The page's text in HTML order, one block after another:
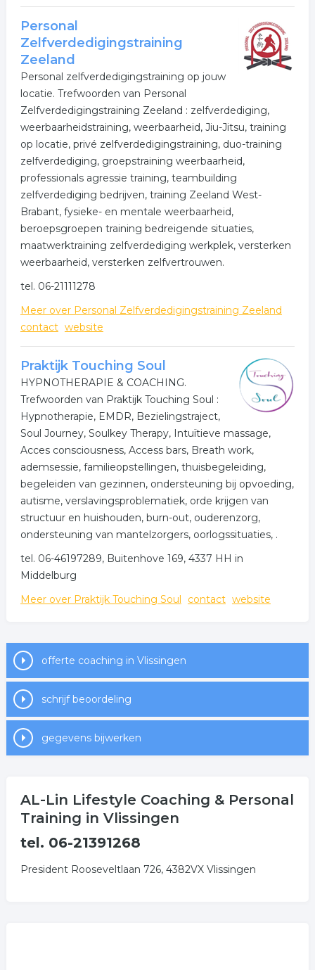
Personal
Zelfverdedigingstraining
Zeeland
Personal zelfverdedigingstraining op jouw
locatie. Trefwoorden van Personal
Zelfverdedigingstraining Zeeland : zelfverdediging,
weerbaarheidstraining, weerbaarheid, Jiu-Jitsu, training
op locatie, privé zelfverdedigingstraining, duo-training
zelfverdediging, groeps­training weerbaarheid,
professionals agressie training, teambuilding
zelfverdediging bedrijven, training Zeeland West-
Brabant, fysieke- en mentale weerbaarheid,
beroepsgroepen training bedreigende situaties,
maatwerktraining zelfverdediging werkplek, versterken
weerbaarheid, versterken zelfvertrouwen.
tel. 06-21111278
Meer over Personal Zelfverdedigingstraining Zeeland
contact website
Praktijk Touching Soul
HYPNOTHERAPIE & COACHING.
Trefwoorden van Praktijk Touching Soul :
Hypnotherapie, EMDR, Bezielingstraject,
Soul Journey, Soulkey Therapy, Intuïtieve massage,
Acces consciousness, Access bars, Breath work,
ademsessie, familieopstellingen, thuisbegeleiding,
begeleiden van gezinnen, ondersteuning bij opvoeding,
autisme, verslavingsproblematiek, orde krijgen van
structuur en huishouden, burn-out, ouderenzorg,
ondersteuning van mantelzorgers, oorlogssituaties, .
tel. 06-46197289, Buitenhove 169, 4337 HH in
Middelburg
Meer over Praktijk Touching Soul
contact website
offerte coaching in Vlissingen
schrijf beoordeling
gegevens bijwerken
AL-Lin Lifestyle Coaching & Personal
Training in Vlissingen
tel. 06-21391268
President Rooseveltlaan 726, 4382VX Vlissingen